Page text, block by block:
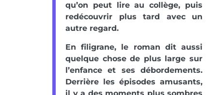
qu’on peut lire au collège, puis
redécouvrir plus tard avec un
autre regard.
En filigrane, le roman dit aussi
quelque chose de plus large sur
l’enfance et ses débordements.
Derrière les épisodes amusants,